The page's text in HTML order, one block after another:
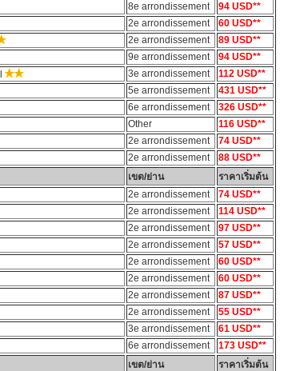
8e arrondissement
94 USD**
2e arrondissement
60 USD**
2e arrondissement
89 USD**
9e arrondissement
94 USD**
3e arrondissement
112 USD**
5e arrondissement
431 USD**
6e arrondissement
326 USD**
Other
116 USD**
2e arrondissement
74 USD**
2e arrondissement
88 USD**
เขต/ย่าน
ราคาเริ่มต้น
2e arrondissement
74 USD**
2e arrondissement
114 USD**
2e arrondissement
97 USD**
2e arrondissement
57 USD**
2e arrondissement
60 USD**
2e arrondissement
60 USD**
2e arrondissement
87 USD**
2e arrondissement
55 USD**
3e arrondissement
61 USD**
6e arrondissement
173 USD**
เขต/ย่าน
ราคาเริ่มต้น